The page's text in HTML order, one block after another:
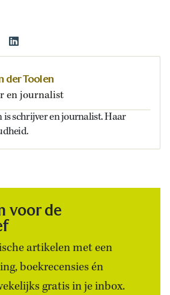
der Toolen
en journalist
is schrijver en journalist. Haar
voor de
artikelen met een
boekrecensies én
gratis in je inbox.